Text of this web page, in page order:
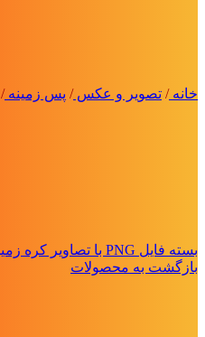
خانه/ تصویر و عکس/ پس زمینه/
بسته فایل PNG با تصاویر کره زمین (بدون پس‌زمینه)
بازگشت به محصولات